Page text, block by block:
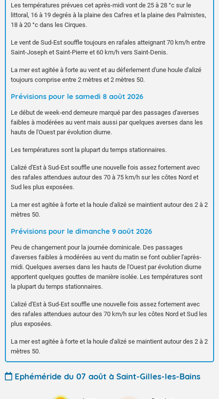
Les températures prévues cet après-midi vont de 25 à 28 °c sur le
littoral, 16 à 19 degrés à la plaine des Cafres et la plaine des Palmistes,
18 à 20 °c dans les Cirques.
Le vent de Sud-Est souffle toujours en rafales atteignant 70 km/h entre
Saint-Joseph et Saint-Pierre et 60 km/h vers Saint-Denis.
La mer est agitée à forte au vent et au déferlement d'une houle d'alizé
toujours comprise entre 2 mètres et 2 mètres 50.
Prévisions pour le samedi 8 août 2026
Le début de week-end demeure marqué par des passages d'averses
faibles à modérées au vent mais aussi par quelques averses dans les
hauts de l'Ouest par évolution diurne.
Les températures sont la plupart du temps stationnaires.
L'alizé d'Est à Sud-Est souffle une nouvelle fois assez fortement avec
des rafales attendues autour des 70 à 75 km/h sur les côtes Nord et
Sud les plus exposées.
La mer est agitée à forte et la houle d'alizé se maintient autour des 2 à 2
mètres 50.
Prévisions pour le dimanche 9 août 2026
Peu de changement pour la journée dominicale. Des passages
d'averses faibles à modérées au vent du matin se font oublier l'après-
midi. Quelques averses dans les hauts de l'Ouest par évolution diurne
apportent quelques gouttes de manière isolée. Les températures sont
la plupart du temps stationnaires.
L'alizé d'Est à Sud-Est souffle une nouvelle fois assez fortement avec
des rafales attendues autour des 70 km/h sur les côtes Nord et Sud les
plus exposées.
La mer est agitée à forte et la houle d'alizé se maintient autour des 2 à 2
mètres 50.
Ephéméride du 07 août à Saint-Gilles-les-Bains